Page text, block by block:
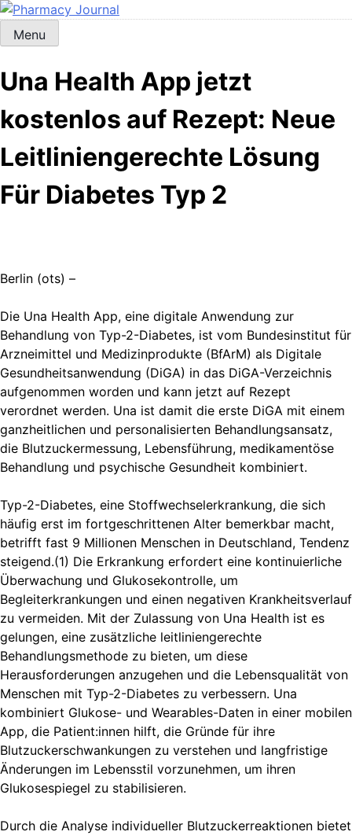
Skip
content
Pharmacy Journal
Menu
Una Health App jetzt
kostenlos auf Rezept: Neue
Leitliniengerechte Lösung
Für Diabetes Typ 2
Berlin (ots) –
Die Una Health App, eine digitale Anwendung zur
Behandlung von Typ-2-Diabetes, ist vom Bundesinstitut für
Arzneimittel und Medizinprodukte (BfArM) als Digitale
Gesundheitsanwendung (DiGA) in das DiGA-Verzeichnis
aufgenommen worden und kann jetzt auf Rezept
verordnet werden. Una ist damit die erste DiGA mit einem
ganzheitlichen und personalisierten Behandlungsansatz,
die Blutzuckermessung, Lebensführung, medikamentöse
Behandlung und psychische Gesundheit kombiniert.
Typ-2-Diabetes, eine Stoffwechselerkrankung, die sich
häufig erst im fortgeschrittenen Alter bemerkbar macht,
betrifft fast 9 Millionen Menschen in Deutschland, Tendenz
steigend.(1) Die Erkrankung erfordert eine kontinuierliche
Überwachung und Glukosekontrolle, um
Begleiterkrankungen und einen negativen Krankheitsverlauf
zu vermeiden. Mit der Zulassung von Una Health ist es
gelungen, eine zusätzliche leitliniengerechte
Behandlungsmethode zu bieten, um diese
Herausforderungen anzugehen und die Lebensqualität von
Menschen mit Typ-2-Diabetes zu verbessern. Una
kombiniert Glukose- und Wearables-Daten in einer mobilen
App, die Patient:innen hilft, die Gründe für ihre
Blutzuckerschwankungen zu verstehen und langfristige
Änderungen im Lebensstil vorzunehmen, um ihren
Glukosespiegel zu stabilisieren.
Durch die Analyse individueller Blutzuckerreaktionen bietet